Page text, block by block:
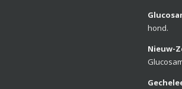
hond.
Nieuw-